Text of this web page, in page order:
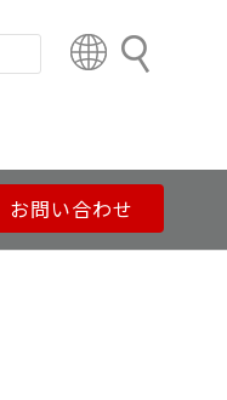
検
t
y
お問い合わせ